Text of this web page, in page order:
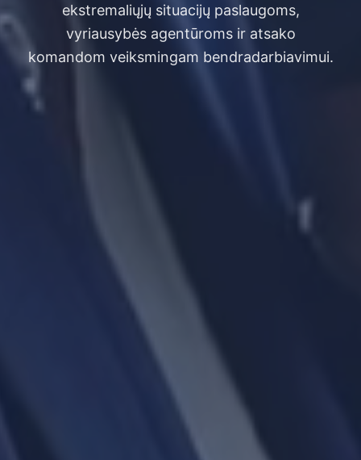
ekstremaliųjų situacijų paslaugoms,
vyriausybės agentūroms ir atsako
komandom veiksmingam bendradarbiavimui.